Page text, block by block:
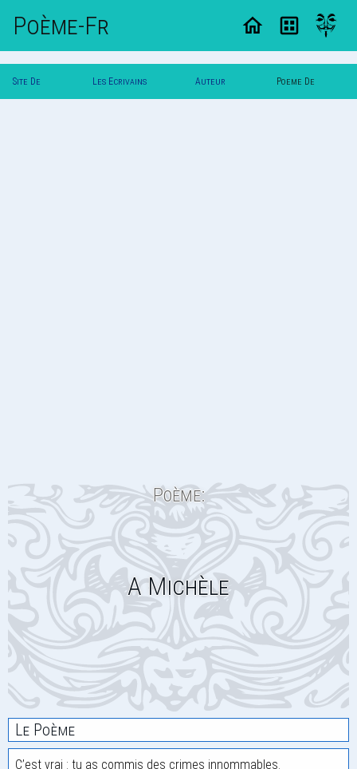
Poème-Fr
Site De Les Ecrivains Auteur Poeme De
Poème:
A Michèle
Le Poème
C’est vrai : tu as commis des crimes innommables.